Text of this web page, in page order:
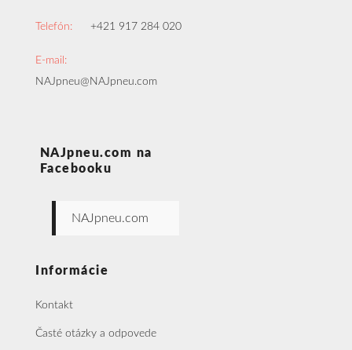
Telefón: +421 917 284 020
E-mail:
NAJpneu@NAJpneu.com
NAJpneu.com na
Facebooku
NAJpneu.com
Informácie
Kontakt
Časté otázky a odpovede